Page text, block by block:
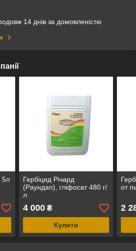
14 днів за домовленістю
5л
Гербіцид Річард
(Раундап), гліфосат 480 г/
л
4 000₴
Купити
от
2